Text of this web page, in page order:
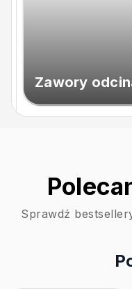
Zawory
Sprawdź